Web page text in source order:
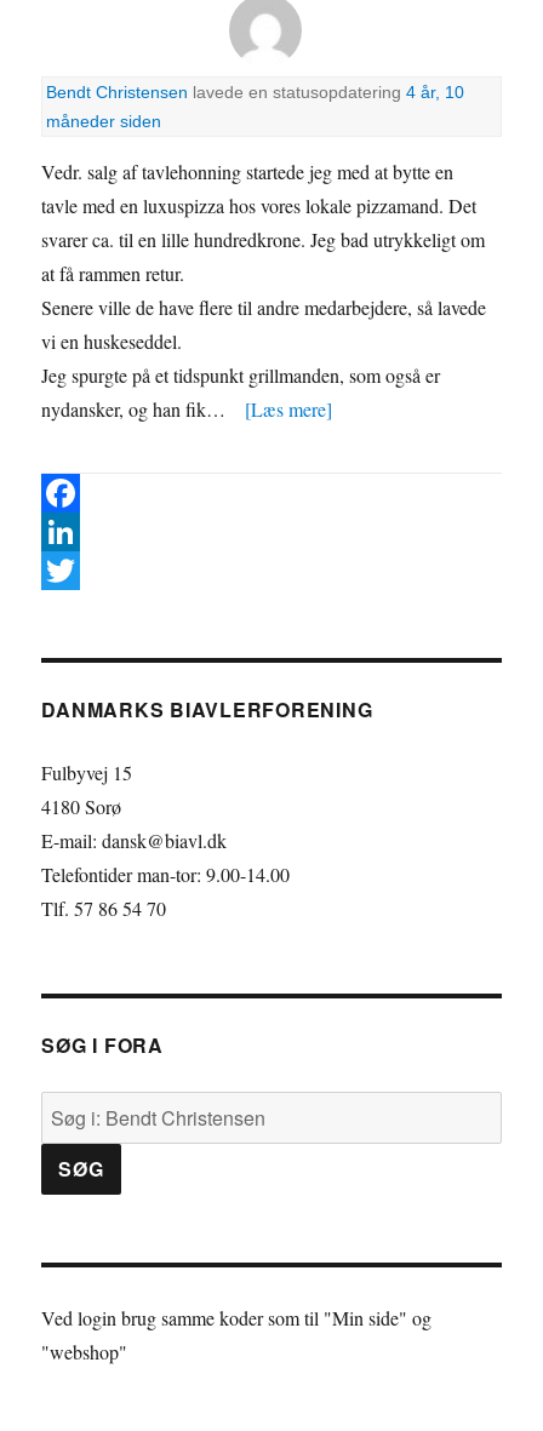
Bendt Christensen lavede en statusopdatering4 år, 10
måneder siden
Vedr. salg af tavlehonning startede jeg med at bytte en
tavle med en luxuspizza hos vores lokale pizzamand. Det
svarer ca. til en lille hundredkrone. Jeg bad utrykkeligt om
at få rammen retur.
Senere ville de have flere til andre medarbejdere, så lavede
vi en huskeseddel.
Jeg spurgte på et tidspunkt grillmanden, som også er
nydansker, og han fik…
[Læs mere]
F
a
o
o
k
L
e
d
I
n
t
t
e
r
DANMARKS BIAVLERFORENING
Fulbyvej 15
4180 Sorø
E-mail: dansk@biavl.dk
Telefontider man-tor: 9.00-14.00
Tlf. 57 86 54 70
SØG I FORA
Ved login brug samme koder som til "Min side" og
"webshop"